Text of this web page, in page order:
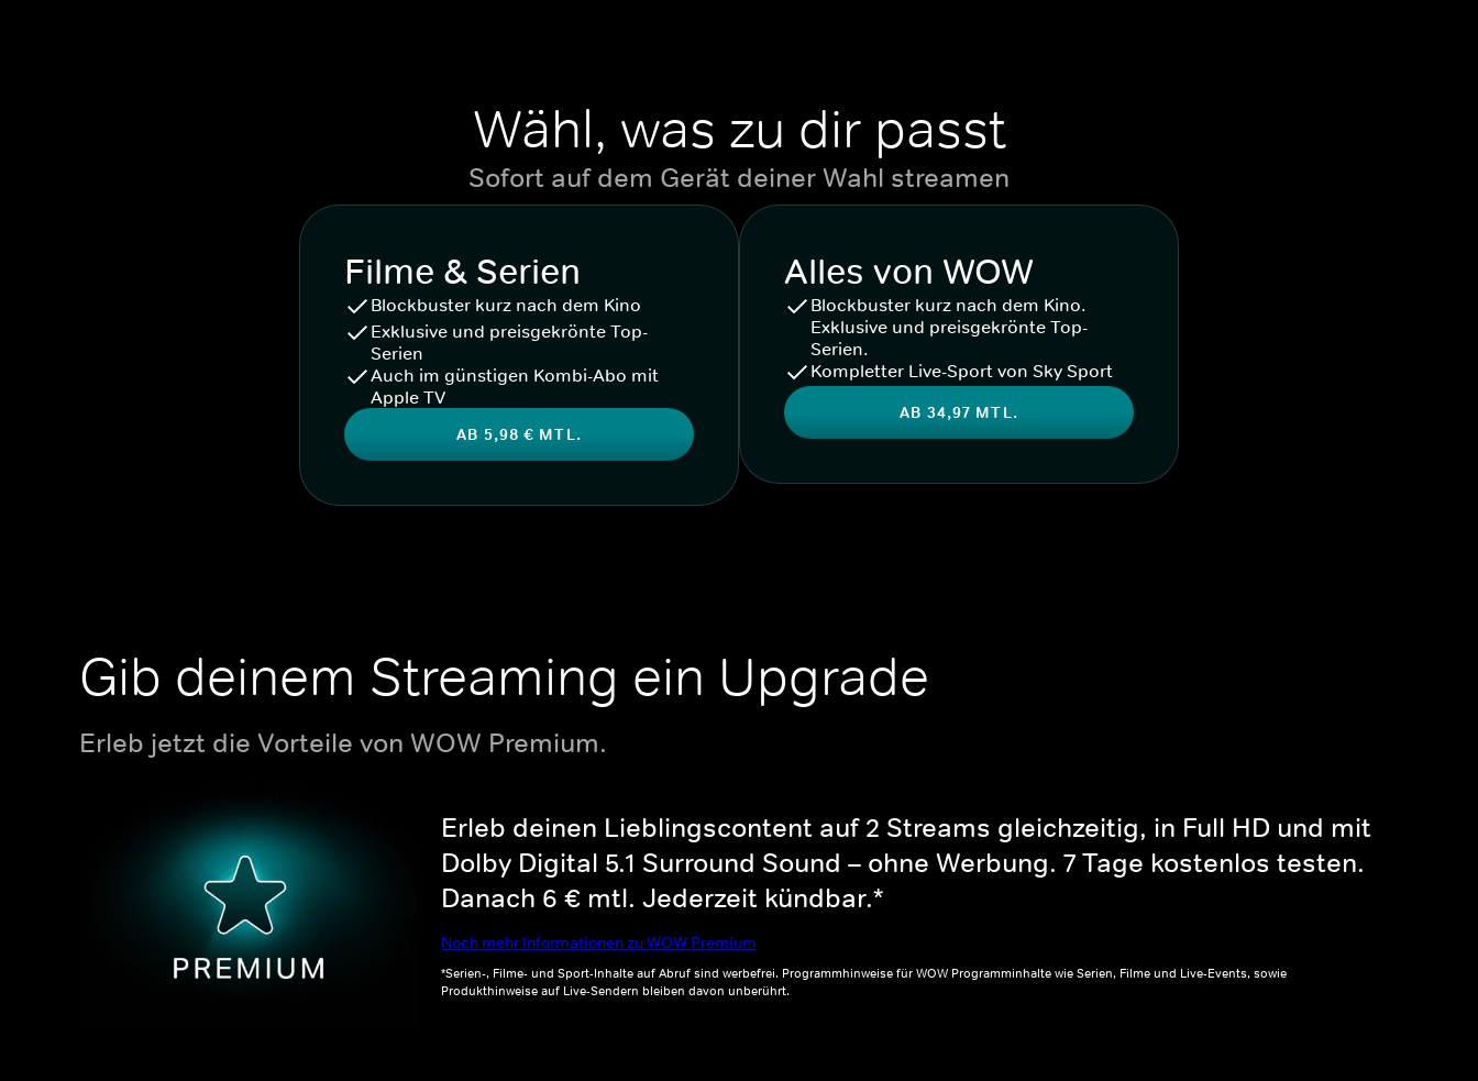
Wähl, was zu dir passt
Sofort auf dem Gerät deiner Wahl streamen
Filme & Serien
Blockbuster kurz nach dem Kino
Exklusive und preisgekrönte Top-
Serien
Auch im günstigen Kombi-Abo mit
Apple TV
AB 5,98 € MTL.
Alles von WOW
Blockbuster kurz nach dem Kino.
Exklusive und preisgekrönte Top-
Serien.
Kompletter Live-Sport von Sky Sport
AB 34,97 MTL.
Gib deinem Streaming ein Upgrade
Erleb jetzt die Vorteile von WOW Premium.
Erleb deinen Lieblingscontent auf 2 Streams gleichzeitig, in Full HD und mit
Dolby Digital 5.1 Surround Sound – ohne Werbung. 7 Tage kostenlos testen.
Danach 6 € mtl. Jederzeit kündbar.*
Noch mehr Informationen zu WOW Premium
*Serien-, Filme- und Sport-Inhalte auf Abruf sind werbefrei. Programmhinweise für WOW Programminhalte wie Serien, Filme und Live-Events, sowie
Produkthinweise auf Live-Sendern bleiben davon unberührt.